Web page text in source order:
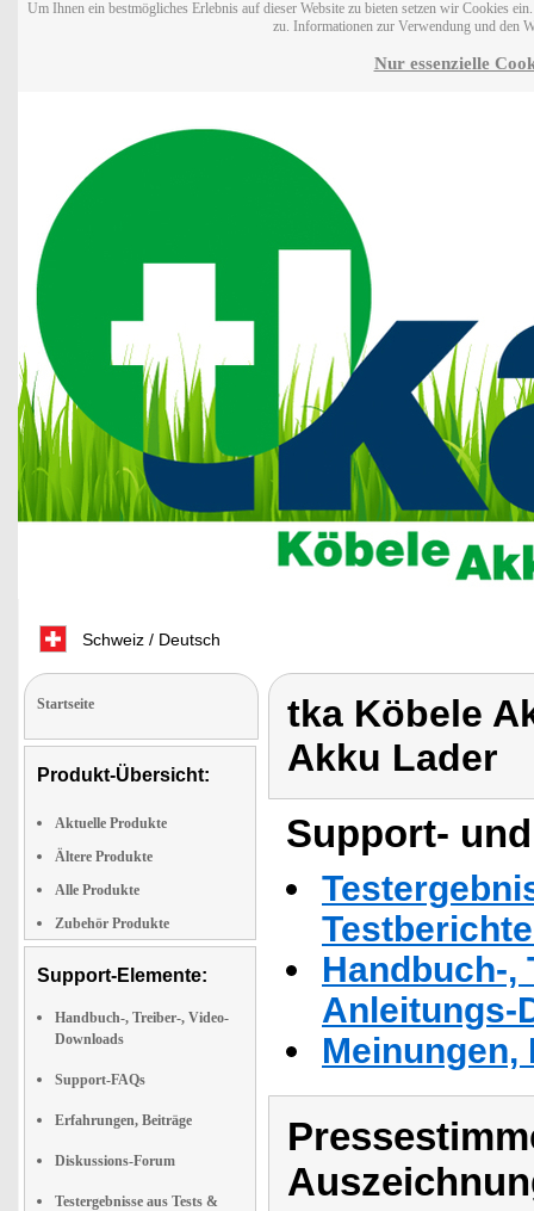
Um Ihnen ein bestmögliches Erlebnis auf dieser Website zu bieten setzen wir Cookies
zu. Informationen zur Verwendung und den
Nur essenzielle
Schweiz / Deutsch
Startseite
Produkt-Übersicht:
Aktuelle Produkte
Ältere Produkte
Alle Produkte
Zubehör Produkte
Support-Elemente:
Handbuch-, Treiber-, Video-
Downloads
Support-FAQs
Erfahrungen, Beiträge
Diskussions-Forum
Testergebnisse aus Tests &
tka Köbele
Akku Lader
Support-
Handbuch-,
Anleitungs-